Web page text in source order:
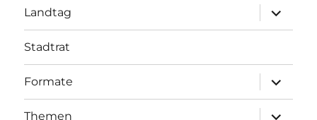
Landtag
öffnen
Stadtrat
Formate
öffnen
Themen